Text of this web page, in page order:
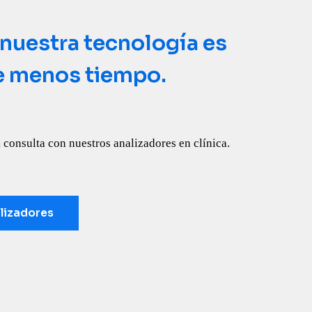
tecnología es
menos tiempo.
con nuestros analizadores en clínica.
Consúltelo con el
SDMA le aporte más información sobre la